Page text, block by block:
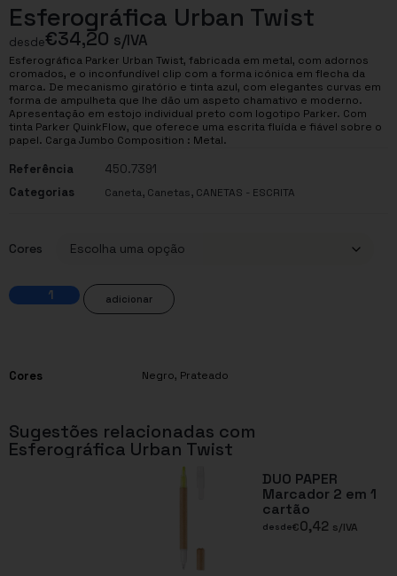
Esferográfica Urban Twist
desde€34,20 s/IVA
Esferográfica Parker Urban Twist, fabricada em metal, com adornos
cromados, e o inconfundível clip com a forma icónica em flecha da
marca. De mecanismo giratório e tinta azul, com elegantes curvas em
forma de ampulheta que lhe dão um aspeto chamativo e moderno.
Apresentação em estojo individual preto com logotipo Parker. Com
tinta Parker QuinkFlow, que oferece uma escrita fluída e fiável sobre o
papel. Carga Jumbo Composition : Metal.
Referência
450.7391
Categorias
Caneta, Canetas, CANETAS - ESCRITA
Cores
adicionar
Cores Negro, Prateado
Sugestões relacionadas com
Esferográfica Urban Twist
DUO PAPER
Marcador 2 em 1
cartão
desde€0,42 s/IVA